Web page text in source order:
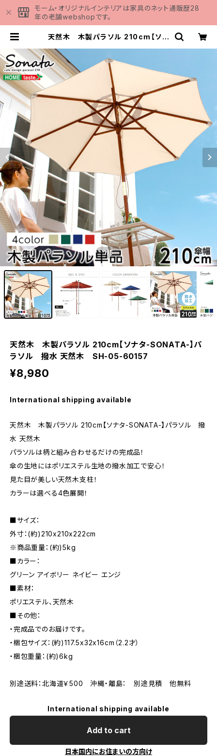
モーム・オリジナルインテリアは家具のネット通販歴28
年の老舗webshopです。
天然木 木製パラソル 210cm【ソナ
木 SH-05-60157 | 家具の通販専
門店 MOMU
1/5
天然木 木製パラソル 210cm【ソナタ-SONATA-】パ
ラソル 撥水 天然木 SH-05-60157
¥8,980
International shipping available
天然木 木製パラソル 210cm【ソナタ-SONATA-】パラソル 撥
水 天然木
パラソルは柄と組み合わせるだけの完成品！
傘の生地にはポリエステル生地の撥水加工で安心！
見た目が美しい天然木支柱！
カラーは選べる4色展開！
■サイズ：
外寸：(約)210x210x222cm
※商品重量：(約)5kg
■カラー：
グリーン アイボリー ネイビー エンジ
■素材：
ポリエステル、天然木
■その他：
・完成品でのお届けです。
・梱包サイズ：(約)117.5x32x16cm（2.2才）
・梱包重量：(約)6kg
別途送料：北海道￥500 沖縄・離島： 別途見積 他無料
International shipping available
Add to cart
日本国内にお住まいの方向け